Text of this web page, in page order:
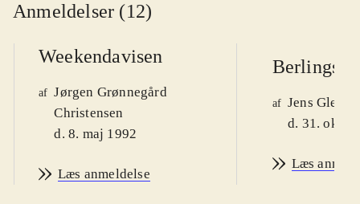
Anmeldelser (12)
Weekendavisen
af Jørgen Grønnegård
Christensen
d. 8. maj 1992
Læs anmeldelse
af Jens
d. 31. okt.
Læs